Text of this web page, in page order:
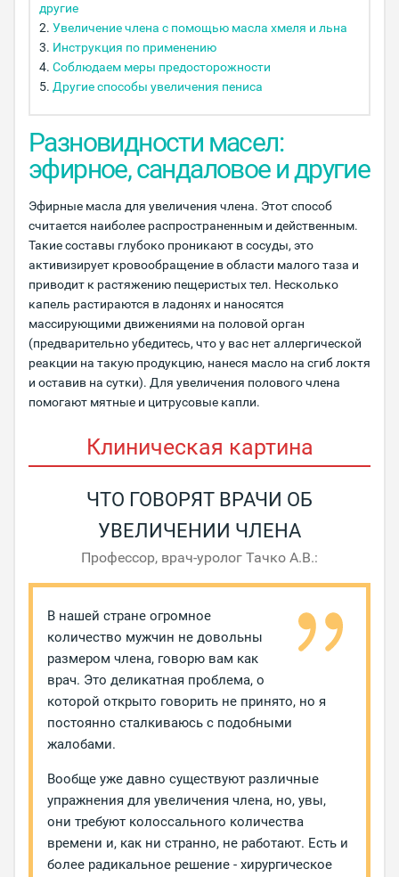
другие
Увеличение члена с помощью масла хмеля и льна
Инструкция по применению
Соблюдаем меры предосторожности
Другие способы увеличения пениса
Разновидности масел:
эфирное, сандаловое и другие
Эфирные масла для увеличения члена. Этот способ
считается наиболее распространенным и действенным.
Такие составы глубоко проникают в сосуды, это
активизирует кровообращение в области малого таза и
приводит к растяжению пещеристых тел. Несколько
капель растираются в ладонях и наносятся
массирующими движениями на половой орган
(предварительно убедитесь, что у вас нет аллергической
реакции на такую продукцию, нанеся масло на сгиб локтя
и оставив на сутки). Для увеличения полового члена
помогают мятные и цитрусовые капли.
Клиническая картина
ЧТО ГОВОРЯТ ВРАЧИ ОБ
УВЕЛИЧЕНИИ ЧЛЕНА
Профессор, врач-уролог Тачко А.В.:
В нашей стране огромное
количество мужчин не довольны
размером члена, говорю вам как
врач. Это деликатная проблема, о
которой открыто говорить не принято, но я
постоянно сталкиваюсь с подобными
жалобами.
Вообще уже давно существуют различные
упражнения для увеличения члена, но, увы,
они требуют колоссального количества
времени и, как ни странно, не работают. Есть и
более радикальное решение - хирургическое